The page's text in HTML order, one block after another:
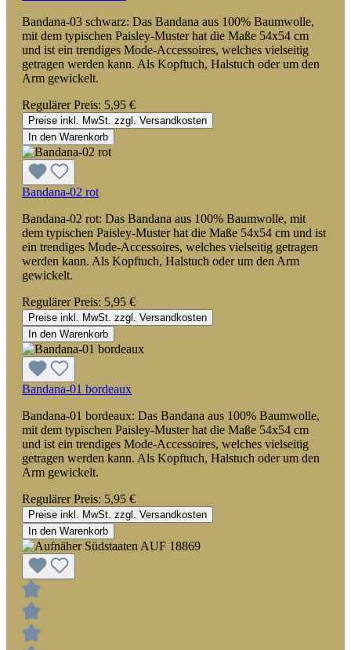
Bandana-03 schwarz: Das Bandana aus 100% Baumwolle,
mit dem typischen Paisley-Muster hat die Maße 54x54 cm
und ist ein trendiges Mode-Accessoires, welches vielseitig
getragen werden kann. Als Kopftuch, Halstuch oder um den
Arm gewickelt.
Regulärer Preis: 5,95 €
Preise inkl. MwSt. zzgl. Versandkosten
In den Warenkorb
Bandana-02 rot
Bandana-02 rot: Das Bandana aus 100% Baumwolle, mit
dem typischen Paisley-Muster hat die Maße 54x54 cm und ist
ein trendiges Mode-Accessoires, welches vielseitig getragen
werden kann. Als Kopftuch, Halstuch oder um den Arm
gewickelt.
Regulärer Preis: 5,95 €
Preise inkl. MwSt. zzgl. Versandkosten
In den Warenkorb
Bandana-01 bordeaux
Bandana-01 bordeaux: Das Bandana aus 100% Baumwolle,
mit dem typischen Paisley-Muster hat die Maße 54x54 cm
und ist ein trendiges Mode-Accessoires, welches vielseitig
getragen werden kann. Als Kopftuch, Halstuch oder um den
Arm gewickelt.
Regulärer Preis: 5,95 €
Preise inkl. MwSt. zzgl. Versandkosten
In den Warenkorb